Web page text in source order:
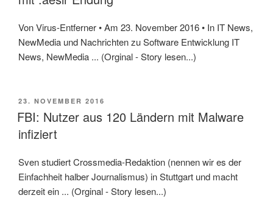
Von Virus-Entferner • Am 23. November 2016 • In IT News,
NewMedia und Nachrichten zu Software Entwicklung IT
News, NewMedia ... (Orginal - Story lesen...)
VERÖFFENTLICHT
AM
23. NOVEMBER 2016
FBI: Nutzer aus 120 Ländern mit Malware
infiziert
Sven studiert Crossmedia-Redaktion (nennen wir es der
Einfachheit halber Journalismus) in Stuttgart und macht
derzeit ein ... (Orginal - Story lesen...)